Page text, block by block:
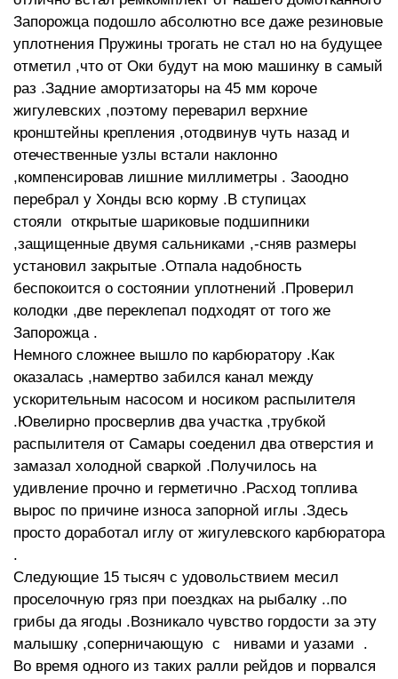
Запорожца подошло абсолютно все даже резиновые
уплотнения Пружины трогать не стал но на будущее
отметил ,что от Оки будут на мою машинку в самый
раз .Задние амортизаторы на 45 мм короче
жигулевских ,поэтому переварил верхние
кронштейны крепления ,отодвинув чуть назад и
отечественные узлы встали наклонно
,компенсировав лишние миллиметры . Заоодно
перебрал у Хонды всю корму .В ступицах
стояли открытые шариковые подшипники
,защищенные двумя сальниками ,-сняв размеры
установил закрытые .Отпала надобность
беспокоится о состоянии уплотнений .Проверил
колодки ,две переклепал подходят от того же
Запорожца .
Немного сложнее вышло по карбюратору .Как
оказалась ,намертво забился канал между
ускорительным насосом и носиком распылителя
.Ювелирно просверлив два участка ,трубкой
распылителя от Самары соеденил два отверстия и
замазал холодной сваркой .Получилось на
удивление прочно и герметично .Расход топлива
вырос по причине износа запорной иглы .Здесь
просто доработал иглу от жигулевского карбюратора
.
Следующие 15 тысяч с удовольствием месил
проселочную гряз при поездках на рыбалку ..по
грибы да ягоды .Возникало чувство гордости за эту
малышку ,соперничающую с нивами и уазами .
Во время одного из таких ралли рейдов и порвался